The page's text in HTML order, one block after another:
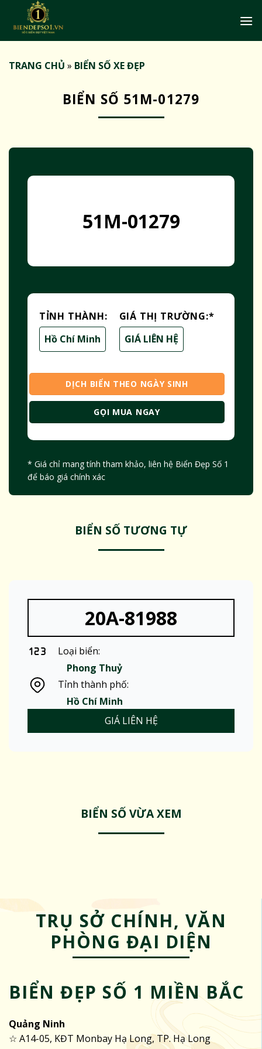
TRANG CHỦ » BIỂN SỐ XE ĐẸP
BIỂN SỐ 51M-01279
51M-01279
TỈNH THÀNH:
Hồ Chí Minh
GIÁ THỊ TRƯỜNG:*
GIÁ LIÊN HỆ
DỊCH BIỂN THEO NGÀY SINH
GỌI MUA NGAY
* Giá chỉ mang tính tham khảo, liên hệ Biển Đẹp Số 1
để báo giá chính xác
BIỂN SỐ TƯƠNG TỰ
20A-81988
Loại biển:
Phong Thuỷ
Tỉnh thành phố:
Hồ Chí Minh
GIÁ LIÊN HỆ
BIỂN SỐ VỪA XEM
TRỤ SỞ CHÍNH, VĂN
PHÒNG ĐẠI DIỆN
BIỂN ĐẸP SỐ 1 MIỀN BẮC
Quảng Ninh
☆ A14-05, KĐT Monbay Hạ Long, TP. Hạ Long